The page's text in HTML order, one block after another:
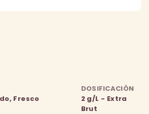
Fresco
DOSIFICACIÓN
2 g/L - Extra
Brut